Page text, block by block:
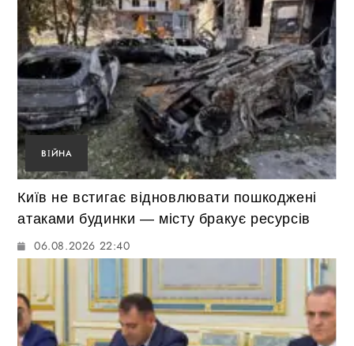
ВІЙНА
Київ не встигає відновлювати пошкоджені
атаками будинки — місту бракує ресурсів
06.08.2026 22:40